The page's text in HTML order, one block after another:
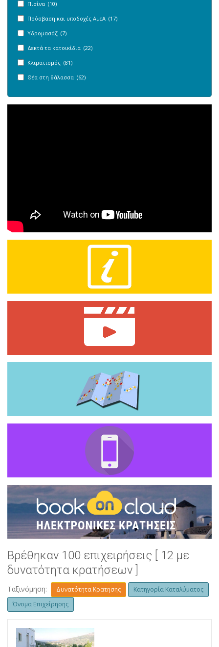
Πισίνα (10)
Πρόσβαση και υποδοχές ΑμεΑ (17)
Υδρομασάζ (7)
Δεκτά τα κατοικίδια (22)
Κλιματισμός (81)
Θέα στη θάλασσα (62)
Βρέθηκαν 100 επιχειρήσεις [ 12 με
δυνατότητα κρατήσεων ]
Ταξινόμηση: Δυνατότητα Κρατησης
Κατηγορία Καταλύματος
Όνομα Επιχείρησης